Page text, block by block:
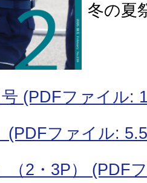
冬の夏
(PDFファイル:
(PDFファイル:
（2・3P） (PDF